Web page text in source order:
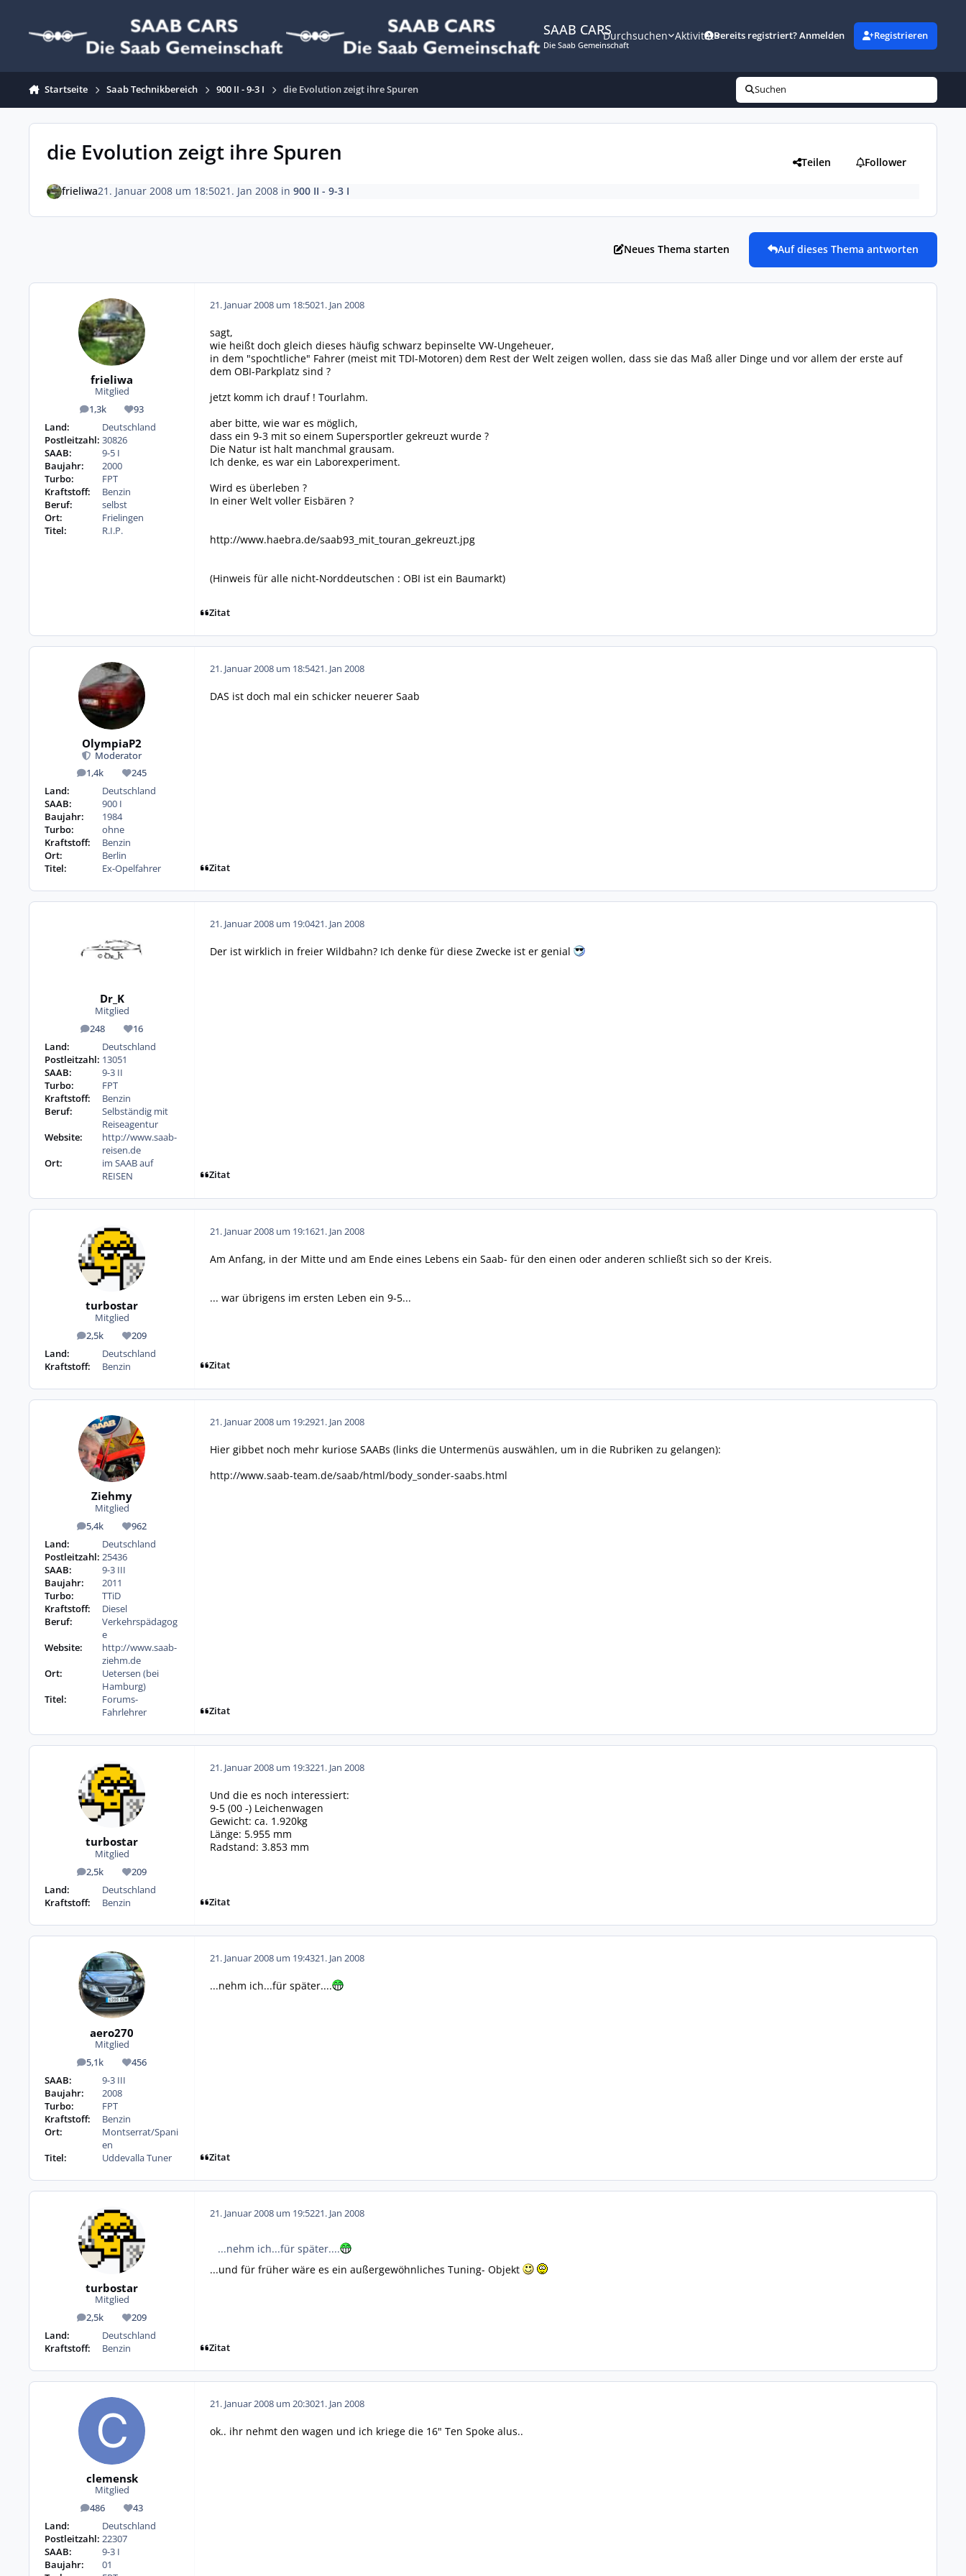
SAAB CARS
Die Saab Gemeinschaft
Durchsuchen AktivitätBereits registriert? Anmelden Registrieren
Startseite Saab Technikbereich 900 II - 9-3 I die Evolution zeigt ihre Spuren Suchen
die Evolution zeigt ihre Spuren Teilen Follower
frieliwa21. Januar 2008 um 18:5021. Jan 2008in 900 II - 9-3 I
Neues Thema starten Auf dieses Thema antworten
frieliwa
Mitglied
1,3k
Beiträge 93
Reputation
Land:
Deutschland
Postleitzahl: 30826
SAAB:
9-5 I
Baujahr:
2000
Turbo:
FPT
Kraftstoff:
Benzin
Beruf:
selbst
Ort:
Frielingen
Titel:
R.I.P.
21. Januar 2008 um 18:5021. Jan 2008
sagt,
wie heißt doch gleich dieses häufig schwarz bepinselte VW-Ungeheuer,
in dem "spochtliche" Fahrer (meist mit TDI-Motoren) dem Rest der Welt zeigen wollen, dass sie das Maß aller Dinge und vor allem der erste auf
dem OBI-Parkplatz sind ?
jetzt komm ich drauf ! Tourlahm.
aber bitte, wie war es möglich,
dass ein 9-3 mit so einem Supersportler gekreuzt wurde ?
Die Natur ist halt manchmal grausam.
Ich denke, es war ein Laborexperiment.
Wird es überleben ?
In einer Welt voller Eisbären ?
http://www.haebra.de/saab93_mit_touran_gekreuzt.jpg
(Hinweis für alle nicht-Norddeutschen : OBI ist ein Baumarkt)
Zitat
OlympiaP2
Moderator
1,4k
Beiträge 245
Reputation
Land:
Deutschland
SAAB:
900 I
Baujahr:
1984
Turbo:
ohne
Kraftstoff:
Benzin
Ort:
Berlin
Titel:
Ex-Opelfahrer
21. Januar 2008 um 18:5421. Jan 2008
DAS ist doch mal ein schicker neuerer Saab
Zitat
Dr_K
Mitglied
248
Beiträge 16
Reputation
Land:
Deutschland
Postleitzahl: 13051
SAAB:
9-3 II
Turbo:
FPT
Kraftstoff:
Benzin
Beruf:
Selbständig mit
Reiseagentur
Website:
http://www.saab-
reisen.de
Ort:
im SAAB auf
REISEN
21. Januar 2008 um 19:0421. Jan 2008
Der ist wirklich in freier Wildbahn? Ich denke für diese Zwecke ist er genial
Zitat
turbostar
Mitglied
2,5k
Beiträge 209
Reputation
Land:
Deutschland
Kraftstoff:
Benzin
21. Januar 2008 um 19:1621. Jan 2008
Am Anfang, in der Mitte und am Ende eines Lebens ein Saab- für den einen oder anderen schließt sich so der Kreis.
... war übrigens im ersten Leben ein 9-5...
Zitat
Ziehmy
Mitglied
5,4k
Beiträge 962
Reputation
Land:
Deutschland
Postleitzahl: 25436
SAAB:
9-3 III
Baujahr:
2011
Turbo:
TTiD
Kraftstoff:
Diesel
Beruf:
Verkehrspädagog
e
Website:
http://www.saab-
ziehm.de
Ort:
Uetersen (bei
Hamburg)
Titel:
Forums-
Fahrlehrer
21. Januar 2008 um 19:2921. Jan 2008
Hier gibbet noch mehr kuriose SAABs (links die Untermenüs auswählen, um in die Rubriken zu gelangen):
http://www.saab-team.de/saab/html/body_sonder-saabs.html
Zitat
turbostar
Mitglied
2,5k
Beiträge 209
Reputation
Land:
Deutschland
Kraftstoff:
Benzin
21. Januar 2008 um 19:3221. Jan 2008
Und die es noch interessiert:
9-5 (00 -) Leichenwagen
Gewicht: ca. 1.920kg
Länge: 5.955 mm
Radstand: 3.853 mm
Zitat
aero270
Mitglied
5,1k
Beiträge 456
Reputation
SAAB:
9-3 III
Baujahr:
2008
Turbo:
FPT
Kraftstoff:
Benzin
Ort:
Montserrat/Spani
en
Titel:
Uddevalla Tuner
21. Januar 2008 um 19:4321. Jan 2008
...nehm ich...für später....
Zitat
turbostar
Mitglied
2,5k
Beiträge 209
Reputation
Land:
Deutschland
Kraftstoff:
Benzin
21. Januar 2008 um 19:5221. Jan 2008
...nehm ich...für später....
...und für früher wäre es ein außergewöhnliches Tuning- Objekt
Zitat
clemensk
Mitglied
486
Beiträge 43
Reputation
Land:
Deutschland
Postleitzahl: 22307
SAAB:
9-3 I
Baujahr:
01
21. Januar 2008 um 20:3021. Jan 2008
ok.. ihr nehmt den wagen und ich kriege die 16" Ten Spoke alus..